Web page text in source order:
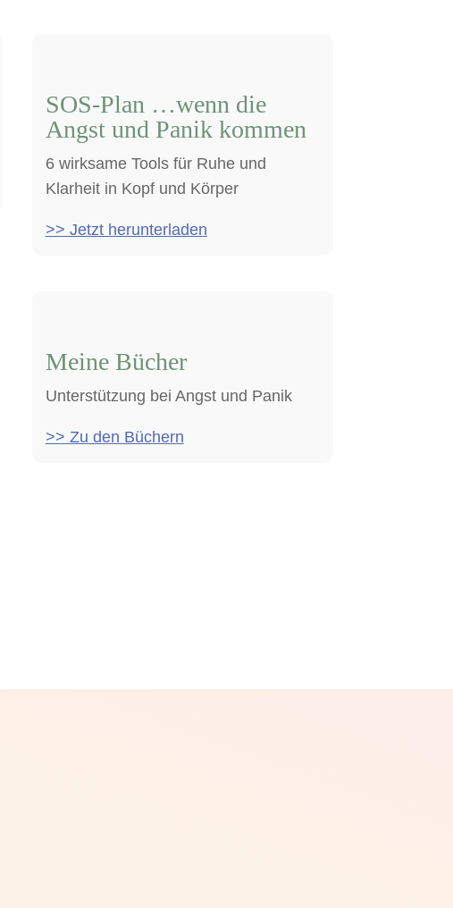
SOS-Plan …wenn die
Angst und Panik kommen
6 wirksame Tools für Ruhe und
Klarheit in Kopf und Körper
>> Jetzt herunterladen
Meine Bücher
Unterstützung bei Angst und Panik
>> Zu den Büchern